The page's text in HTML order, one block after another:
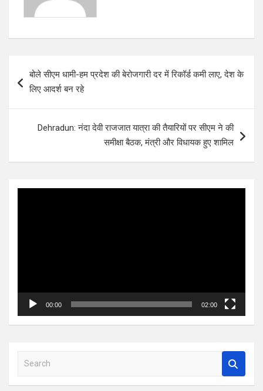
navigation
बोले सीएम धामी-हम प्रदेश की बेरोजगारी दर में रिकॉर्ड कमी लाए, देश के
लिए आदर्श बन रहे
Dehradun: नंदा देवी राजजात यात्रा की तैयारियों पर सीएम ने की
समीक्षा बैठक, मंत्री और विधायक हुए शामिल
00:00 02:00
a